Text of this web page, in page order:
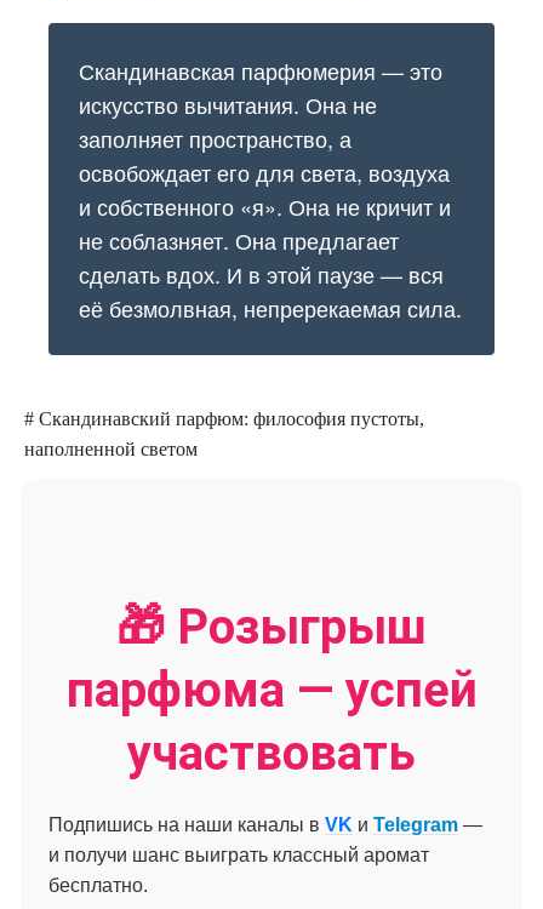
Скандинавская парфюмерия — это
искусство вычитания. Она не
заполняет пространство, а
освобождает его для света, воздуха
и собственного «я». Она не кричит и
не соблазняет. Она предлагает
сделать вдох. И в этой паузе — вся
её безмолвная, непререкаемая сила.
# Скандинавский парфюм: философия пустоты,
наполненной светом
🎁 Розыгрыш
парфюма — успей
участвовать
Подпишись на наши каналы в VK и Telegram —
и получи шанс выиграть классный аромат
бесплатно.